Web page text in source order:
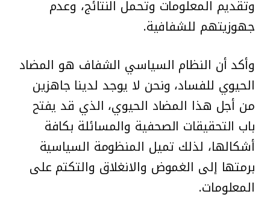
وتقديم المعلومات وتحمل النتائج، وعدم
جهوزيتهم للشفافية.
وأكد أن النظام السياسي الشفاف هو المضاد
الحيوي للفساد، ونحن لا يوجد لدينا جاهزين
من أجل هذا المضاد الحيوي، الذي قد يفتح
باب التحقيقات الصحفية والمسائلة بكافة
أشكالها، لذلك تميل المنظومة السياسية
برمتها إلى الغموض والانغلاق والتكتم على
المعلومات.